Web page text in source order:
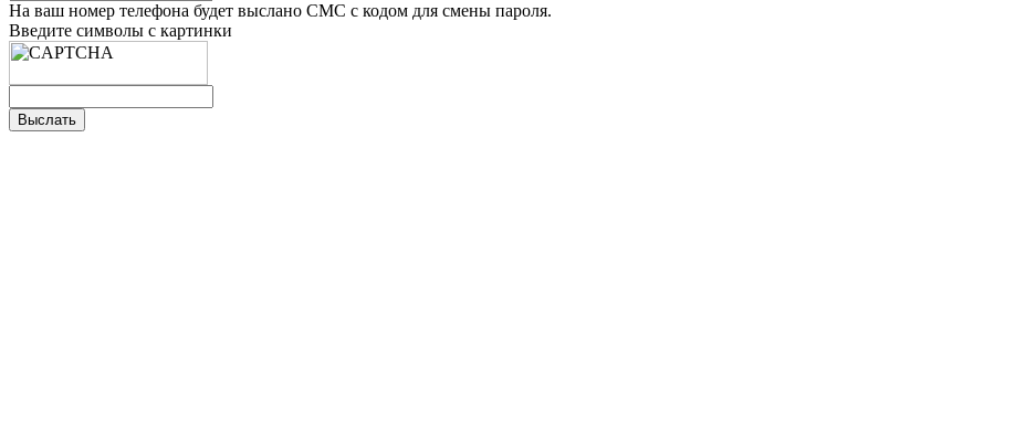
На ваш номер телефона будет выслано СМС с кодом для смены пароля.
Введите символы с картинки